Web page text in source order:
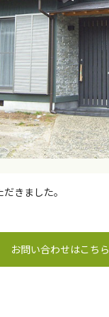
きました。
お問い合わせはこちら